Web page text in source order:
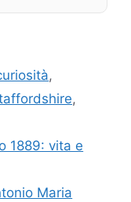
,
,
1889: vita e
Maria